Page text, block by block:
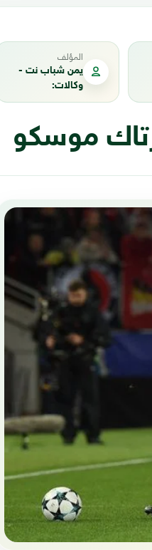
المؤلف
يمن شباب نت -
وكالات:
موسكو